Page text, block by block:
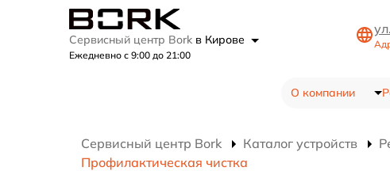
Сервисный центр Bork в Кирове
Ежедневно с 9:00 до 21:00
О компании
Сервисный центр Bork Каталог устройств
Профилактическая чистка